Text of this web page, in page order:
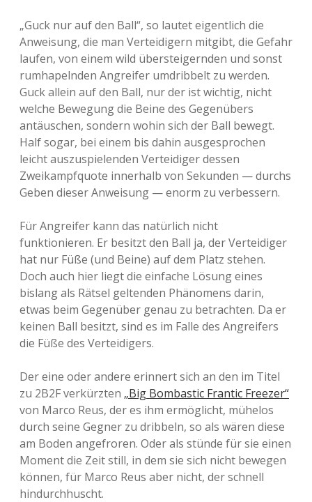
„Guck nur auf den Ball“, so lautet eigentlich die
Anweisung, die man Verteidigern mitgibt, die Gefahr
laufen, von einem wild übersteigernden und sonst
rumhapelnden Angreifer umdribbelt zu werden.
Guck allein auf den Ball, nur der ist wichtig, nicht
welche Bewegung die Beine des Gegenübers
antäuschen, sondern wohin sich der Ball bewegt.
Half sogar, bei einem bis dahin ausgesprochen
leicht auszuspielenden Verteidiger dessen
Zweikampfquote innerhalb von Sekunden — durchs
Geben dieser Anweisung — enorm zu verbessern.
Für Angreifer kann das natürlich nicht
funktionieren. Er besitzt den Ball ja, der Verteidiger
hat nur Füße (und Beine) auf dem Platz stehen.
Doch auch hier liegt die einfache Lösung eines
bislang als Rätsel geltenden Phänomens darin,
etwas beim Gegenüber genau zu betrachten. Da er
keinen Ball besitzt, sind es im Falle des Angreifers
die Füße des Verteidigers.
Der eine oder andere erinnert sich an den im Titel
zu 2B2F verkürzten „Big Bombastic Frantic Freezer“
von Marco Reus, der es ihm ermöglicht, mühelos
durch seine Gegner zu dribbeln, so als wären diese
am Boden angefroren. Oder als stünde für sie einen
Moment die Zeit still, in dem sie sich nicht bewegen
können, für Marco Reus aber nicht, der schnell
hindurchhuscht.